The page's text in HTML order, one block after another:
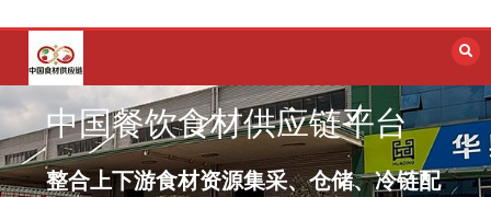
容
中国餐饮食材供应链平台
整合上下游食材资源集采、仓储、冷链配